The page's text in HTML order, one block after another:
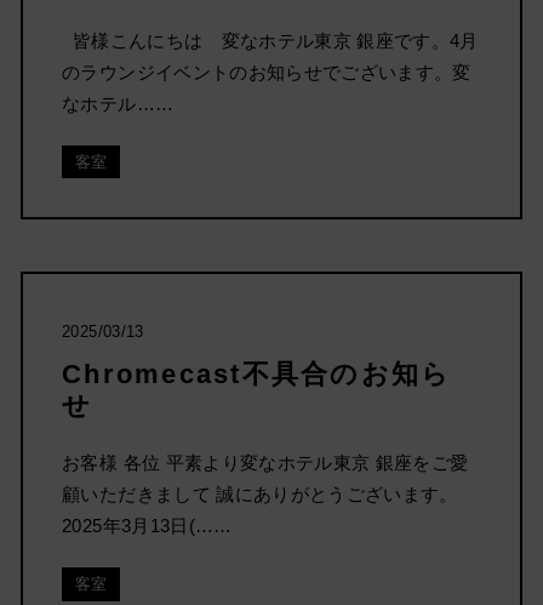
皆様こんにちは 変なホテル東京 銀座です。4月
のラウンジイベントのお知らせでございます。変
なホテル……
客室
2025/03/13
Chromecast不具合のお知ら
せ
お客様 各位 平素より変なホテル東京 銀座をご愛
顧いただきまして 誠にありがとうございます。
2025年3月13日(……
客室